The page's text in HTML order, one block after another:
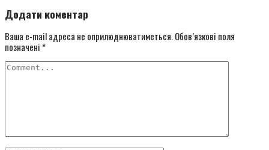
Додати коментар
Ваша e-mail адреса не оприлюднюватиметься.Обов’язкові поля
позначені *